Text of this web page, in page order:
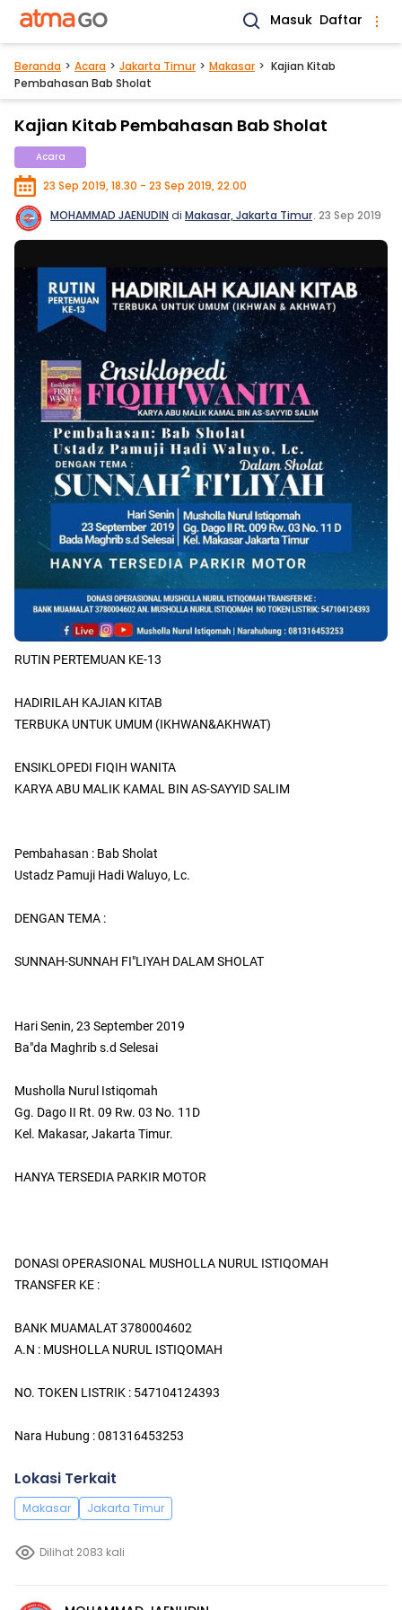
Masuk Daftar
Beranda Acara Jakarta Timur Makasar
Kajian Kitab
Pembahasan Bab Sholat
Kajian Kitab Pembahasan Bab Sholat
Acara
23 Sep 2019, 18.30 - 23 Sep 2019, 22.00
MOHAMMAD JAENUDIN di Makasar, Jakarta Timur. 23 Sep 2019
RUTIN PERTEMUAN KE-13
HADIRILAH KAJIAN KITAB
TERBUKA UNTUK UMUM (IKHWAN&AKHWAT)
ENSIKLOPEDI FIQIH WANITA
KARYA ABU MALIK KAMAL BIN AS-SAYYID SALIM
Pembahasan : Bab Sholat
Ustadz Pamuji Hadi Waluyo, Lc.
DENGAN TEMA :
SUNNAH-SUNNAH FI"LIYAH DALAM SHOLAT
Hari Senin, 23 September 2019
Ba"da Maghrib s.d Selesai
Musholla Nurul Istiqomah
Gg. Dago II Rt. 09 Rw. 03 No. 11D
Kel. Makasar, Jakarta Timur.
HANYA TERSEDIA PARKIR MOTOR
DONASI OPERASIONAL MUSHOLLA NURUL ISTIQOMAH
TRANSFER KE :
BANK MUAMALAT 3780004602
A.N : MUSHOLLA NURUL ISTIQOMAH
NO. TOKEN LISTRIK : 547104124393
Nara Hubung : 081316453253
Lokasi Terkait
Makasar Jakarta Timur
Dilihat 2083 kali